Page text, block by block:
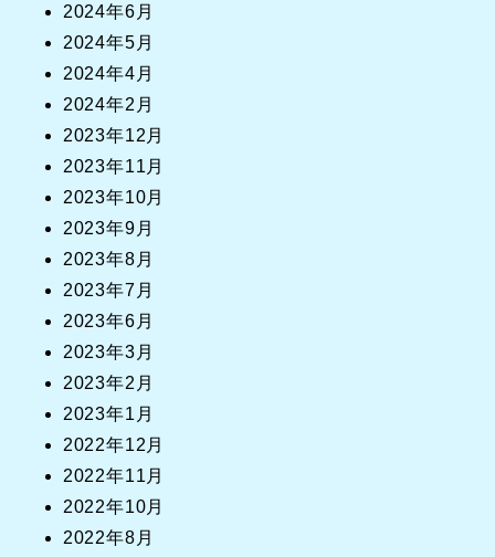
2024年6月
2024年5月
2024年4月
2024年2月
2023年12月
2023年11月
2023年10月
2023年9月
2023年8月
2023年7月
2023年6月
2023年3月
2023年2月
2023年1月
2022年12月
2022年11月
2022年10月
2022年8月